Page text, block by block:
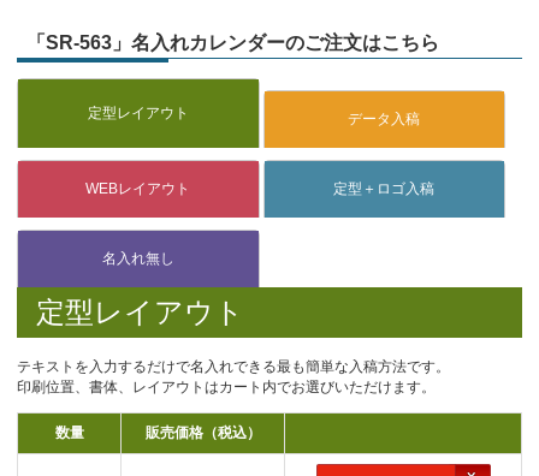
「SR-563」名入れカレンダーのご注文はこちら
定型レイアウト
テキストを入力するだけで名入れできる最も簡単な入稿方法です。
印刷位置、書体、レイアウトはカート内でお選びいただけます。
数量 販売価格（税込）